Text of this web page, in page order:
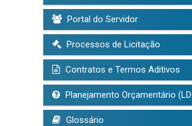
Portal do Servidor
Processos de Licitação
Contratos e Termos Aditivos
Planejamento Orçamentário
Glossário